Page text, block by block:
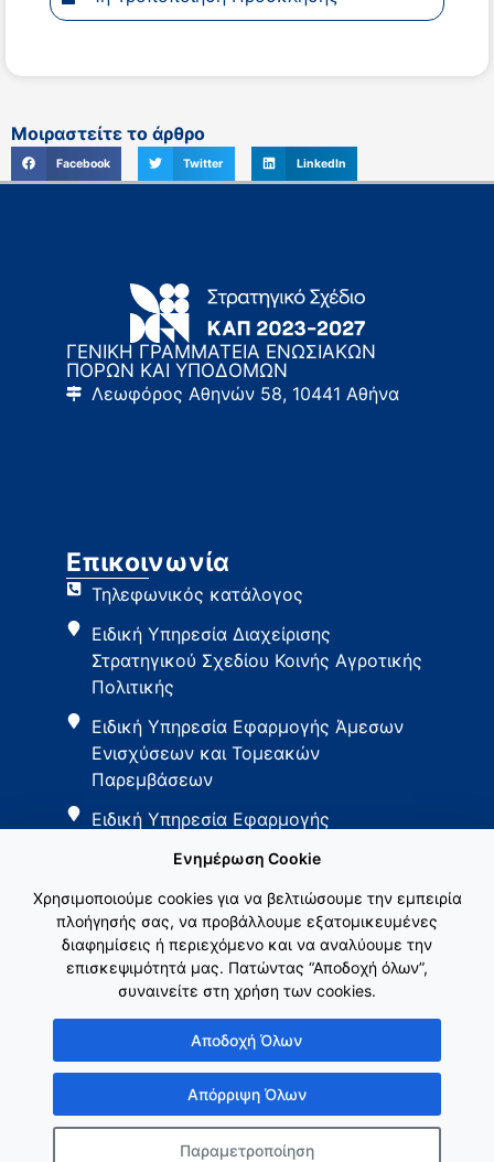
Μοιραστείτε το άρθρο
Facebook Twitter LinkedIn
ΓΕΝΙΚΗ ΓΡΑΜΜΑΤΕΙΑ ΕΝΩΣΙΑΚΩΝ
ΠΟΡΩΝ ΚΑΙ ΥΠΟΔΟΜΩΝ
Λεωφόρος Αθηνών 58, 10441 Αθήνα
Επικοινωνία
Τηλεφωνικός κατάλογος
Ειδική Υπηρεσία Διαχείρισης
Στρατηγικού Σχεδίου Κοινής Αγροτικής
Πολιτικής
Ειδική Υπηρεσία Εφαρμογής Άμεσων
Ενισχύσεων και Τομεακών
Παρεμβάσεων
Ειδική Υπηρεσία Εφαρμογής
Εθνικό Δίκτυο ΚΑΠ
Copyright © Γενική Γραμματεία Ενωσιακών Πόρων & Υποδομών
Ενημέρωση Cookie
Χρησιμοποιούμε cookies για να βελτιώσουμε την εμπειρία
πλοήγησής σας, να προβάλλουμε εξατομικευμένες
διαφημίσεις ή περιεχόμενο και να αναλύουμε την
επισκεψιμότητά μας. Πατώντας “Αποδοχή όλων”,
συναινείτε στη χρήση των cookies.
Αποδοχή Όλων
Απόρριψη Όλων
Παραμετροποίηση